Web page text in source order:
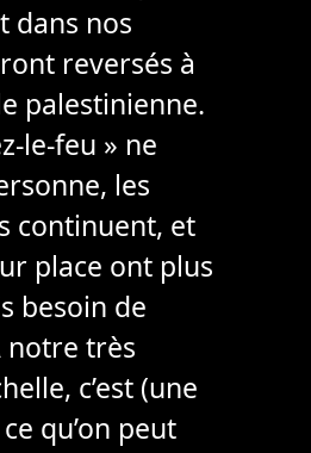
dans nos
reversés à
palestinienne.
le-feu » ne
les
continuent, et
place ont plus
besoin de
notre très
c’est (une
qu’on peut